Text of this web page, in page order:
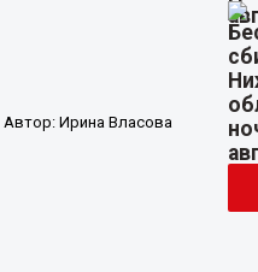
Автор: Ирина Власова